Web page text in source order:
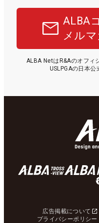
ALBA
メル
ALBA NetはR&Aのオフィ
USLPGAの日本公
広告掲載について
プライバシーポリシー